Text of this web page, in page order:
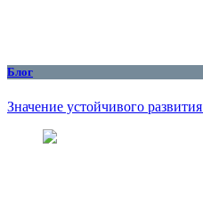
Блог
Значение устойчивого